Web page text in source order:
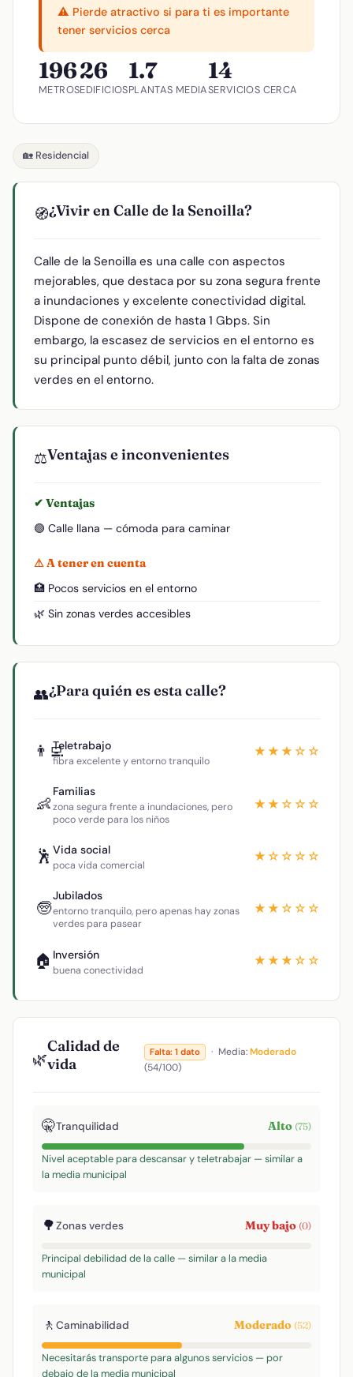
⚠️ Pierde atractivo si para ti es importante
tener servicios cerca
196
METROS
26
EDIFICIOS
1.7
PLANTAS MEDIA
14
SERVICIOS CERCA
🏡 Residencial
🧭¿Vivir en Calle de la Senoilla?
Calle de la Senoilla es una calle con aspectos
mejorables, que destaca por su zona segura frente
a inundaciones y excelente conectividad digital.
Dispone de conexión de hasta 1 Gbps. Sin
embargo, la escasez de servicios en el entorno es
su principal punto débil, junto con la falta de zonas
verdes en el entorno.
⚖️Ventajas e inconvenientes
✔ Ventajas
🟢 Calle llana — cómoda para caminar
⚠ A tener en cuenta
🏥 Pocos servicios en el entorno
🌿 Sin zonas verdes accesibles
👥¿Para quién es esta calle?
👨‍💻Teletrabajo
fibra excelente y entorno tranquilo
★★★☆☆
👶
Familias
zona segura frente a inundaciones, pero
poco verde para los niños
★★☆☆☆
🕺 Vida social
poca vida comercial
★☆☆☆☆
🧓
Jubilados
entorno tranquilo, pero apenas hay zonas
verdes para pasear
★★☆☆☆
🏠 Inversión
buena conectividad
★★★☆☆
🌿
Calidad de
vida
Falta: 1 dato · Media:Moderado
(54/100)
🤫Tranquilidad Alto (75)
Nivel aceptable para descansar y teletrabajar — similar a
la media municipal
🌳Zonas verdes Muy bajo (0)
Principal debilidad de la calle — similar a la media
municipal
🚶 Caminabilidad Moderado (52)
Necesitarás transporte para algunos servicios — por
debajo de la media municipal